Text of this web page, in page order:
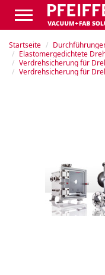
Startseite
Elastomergedichtete Dreh-/
Verdrehsicherung für Dreh-/
Verdrehsicherung für Dreh-/